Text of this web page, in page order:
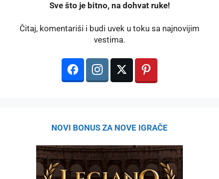
️Sve što je bitno, na dohvat ruke!
Čitaj, komentariši i budi uvek u toku sa najnovijim
vestima.
NOVI BONUS ZA NOVE IGRAČE